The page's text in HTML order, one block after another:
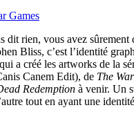
Games
dit rien, vous avez sûrement
Bliss, c’est l’identité
a créé les artworks de la
Canem Edit), de The
Redemption à venir. Un
tout en ayant une